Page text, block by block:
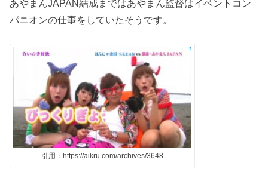
あやまんJAPAN結成まではあやまん監督はイベントコン
パニオンの仕事をしていたそうです。
引用：https://aikru.com/archives/3648